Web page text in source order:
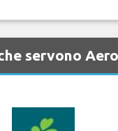
servono